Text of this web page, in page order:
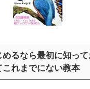
るなら最初に知っ
れまでにない教本